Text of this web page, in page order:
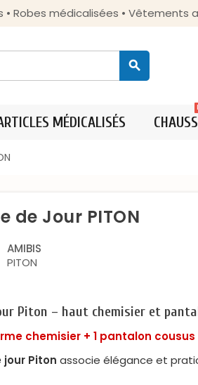
• Robes médicalisées • Vêtements
search
MÉDICALISÉS
de Jour PITON
AMIBIS
PITON
Piton – haut chemisier et
chemisier + 1 pantalon
jour Piton associe élégance et